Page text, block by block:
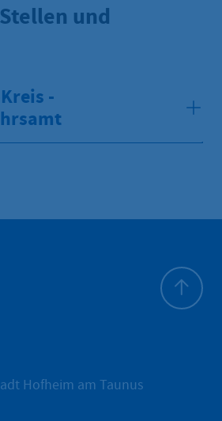
und
-
Hofheim am Taunus